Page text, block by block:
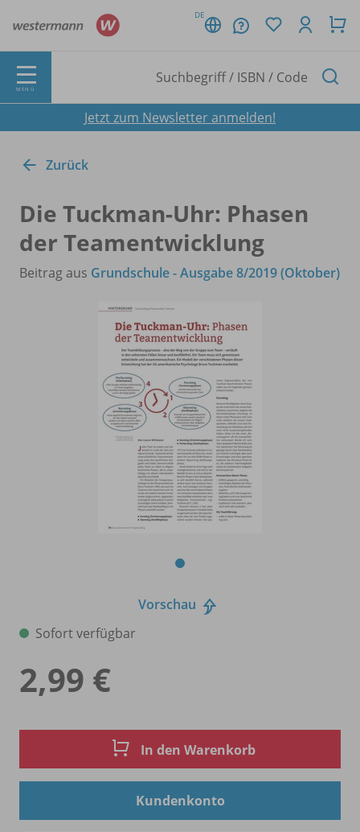
DE
MENÜ
Jetzt zum Newsletter anmelden!
Zurück
Die Tuckman-Uhr: Phasen
der Teamentwicklung
Beitrag aus Grundschule - Ausgabe 8/2019 (Oktober)
Vorschau
Sofort verfügbar
2,99 €
In den Warenkorb
Kundenkonto